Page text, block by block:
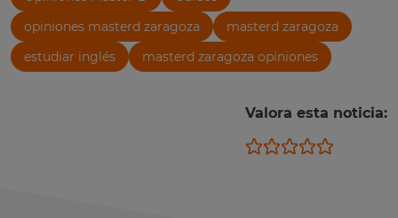
opiniones masterd zaragoza
masterd zaragoza
estudiar inglés
masterd zaragoza opiniones
Valora esta noticia: